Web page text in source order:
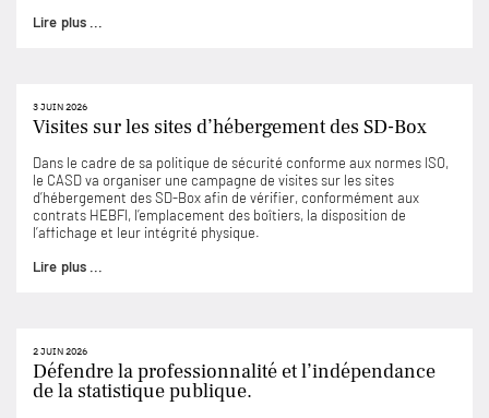
Lire plus ...
3 JUIN 2026
Visites sur les sites d’hébergement des SD-Box
Dans le cadre de sa politique de sécurité conforme aux normes ISO,
le CASD va organiser une campagne de visites sur les sites
d’hébergement des SD-Box afin de vérifier, conformément aux
contrats HEBFI, l’emplacement des boîtiers, la disposition de
l’affichage et leur intégrité physique.
Lire plus ...
2 JUIN 2026
Défendre la professionnalité et l’indépendance
de la statistique publique.